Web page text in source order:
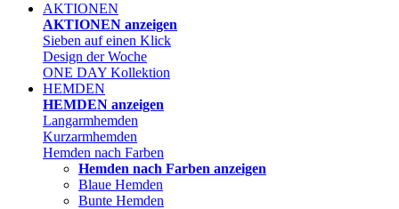
AKTIONEN
AKTIONEN anzeigen
Sieben auf einen Klick
Design der Woche
ONE DAY Kollektion
HEMDEN
HEMDEN anzeigen
Langarmhemden
Kurzarmhemden
Hemden nach Farben
Hemden nach Farben anzeigen
Blaue Hemden
Bunte Hemden